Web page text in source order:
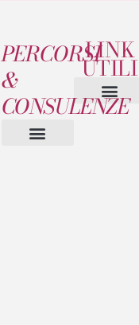
PERCORSI
&
CONSULENZE
LINK
UTILI